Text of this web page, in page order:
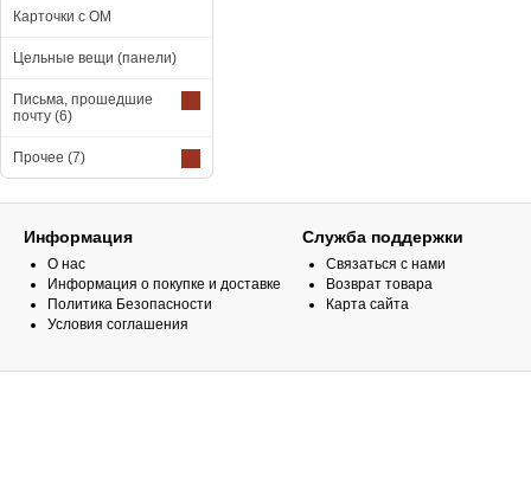
Карточки с ОМ
Цельные вещи (панели)
Письма, прошедшие
почту (6)
Прочее (7)
Информация
О нас
Информация о покупке и доставке
Политика Безопасности
Условия соглашения
Служба поддержки
Связаться с нами
Возврат товара
Карта сайта